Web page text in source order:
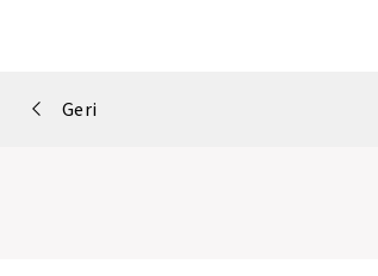
Portfolio
Geri